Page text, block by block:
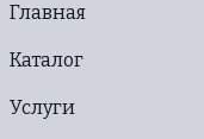
Главная
Каталог
Услуги